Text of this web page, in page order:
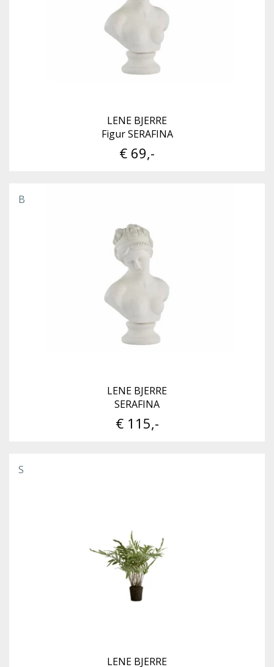
LENE BJERRE
Figur SERAFINA
€ 69,-
B
LENE BJERRE
SERAFINA
€ 115,-
S
LENE BJERRE